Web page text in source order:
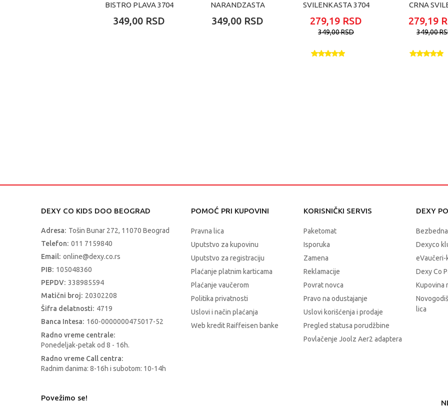
BISTRO PLAVA 3704
349,00 RSD
NARANDZASTA
349,00 RSD
SVILENKASTA 3704
279,19 RSD
349,00RSD
CRNA
279,19
349,00
DEXY CO KIDS DOO BEOGRAD
Adresa: Tošin Bunar 272, 11070 Beograd
Telefon: 011 7159840
Email: online@dexy.co.rs
PIB: 105048360
PEPDV: 338985594
Matični broj: 20302208
Šifra delatnosti: 4719
Banca Intesa: 160-0000000475017-52
Radno vreme centrale:
Ponedeljak-petak od 8 - 16h.
Radno vreme Call centra:
Radnim danima: 8-16h i subotom: 10-14h
POMOĆ PRI KUPOVINI
Pravna lica
Uputstvo za kupovinu
Uputstvo za registraciju
Plaćanje platnim karticama
Plaćanje vaučerom
Politika privatnosti
Uslovi i način plaćanja
Web kredit Raiffeisen banke
KORISNIČKI SERVIS
Paketomat
Isporuka
Zamena
Reklamacije
Povrat novca
Pravo na odustajanje
Uslovi korišćenja i prodaje
Pregled statusa porudžbine
Povlačenje Joolz Aer2 adaptera
DEXY
Dexyco
Dexy Co
Kupovina
lica
Povežimo se!